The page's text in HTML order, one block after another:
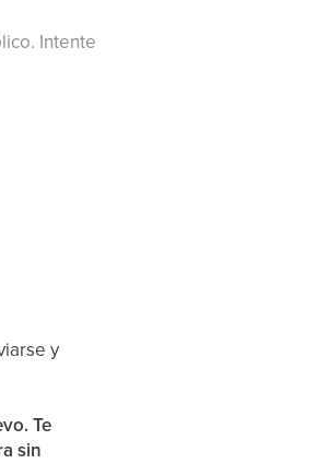
Intente
y
Te
sin